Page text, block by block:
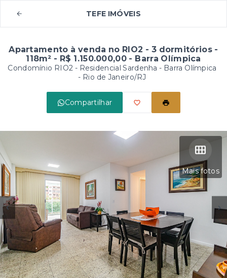
TEFE IMÓVEIS
Apartamento à venda no RIO2 - 3 dormitórios -
118m² - R$ 1.150.000,00 - Barra Olímpica
Condomínio RIO2 - Residencial Sardenha - Barra Olímpica
- Rio de Janeiro/RJ
Compartilhar
Mais fotos